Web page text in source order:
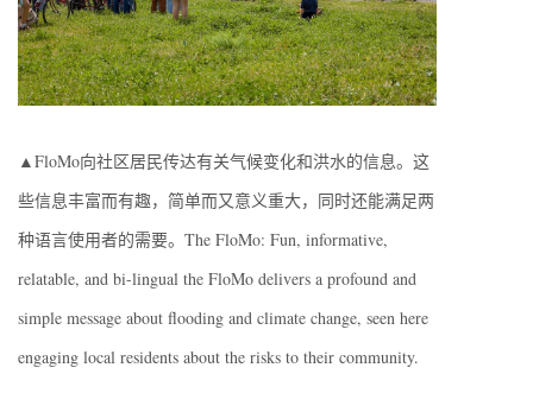
▲FloMo向社区居民传达有关气候变化和洪水的信息。这
些信息丰富而有趣，简单而又意义重大，同时还能满足两
种语言使用者的需要。The FloMo: Fun, informative,
relatable, and bi-lingual the FloMo delivers a profound and
simple message about flooding and climate change, seen here
engaging local residents about the risks to their community.